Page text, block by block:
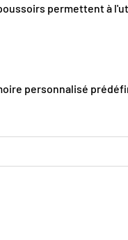
permettent à
personnalisé